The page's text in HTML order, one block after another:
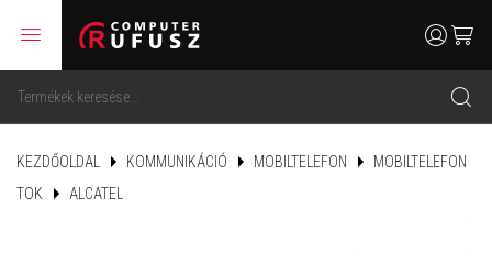
menu
search
usercart
KEZDŐOLDAL KOMMUNIKÁCIÓ MOBILTELEFON
MOBILTELEFON
TOK
ALCATEL